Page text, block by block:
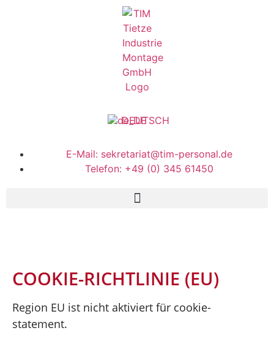
DEUTSCH
E-Mail: sekretariat@tim-personal.de
Telefon: +49 (0) 345 61450
COOKIE-RICHTLINIE (EU)
Region EU ist nicht aktiviert für cookie-
statement.